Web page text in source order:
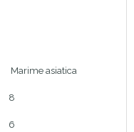
Marime asiatica
8
6